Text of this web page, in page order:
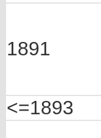
1891
<=1893